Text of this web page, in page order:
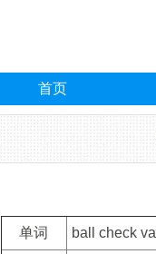
首页
单词 ball check